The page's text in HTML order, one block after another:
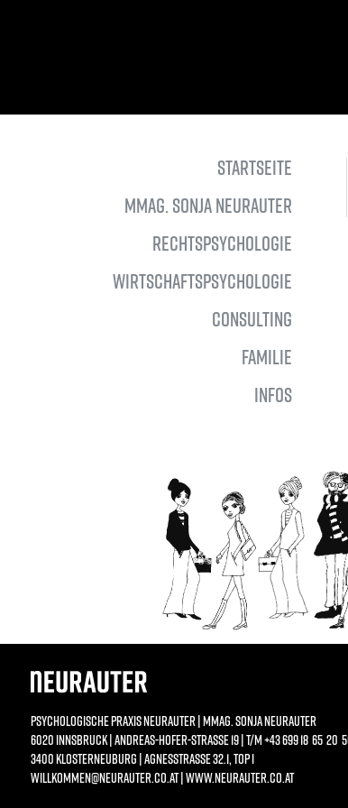
STARTSEITE
MMAG. SONJA NEURAUTER
RECHTSPSYCHOLOGIE
WIRTSCHAFTS­PSYCHOLOGIE
CONSULTING
FAMILIE
INFOS
PSYCHOLOGISCHE PRAXIS NEURAUTER | MMAG. SONJA NEURAUTER
6020 INNSBRUCK | ANDREAS-HOFER-STRASSE 19 | T/M +43 699 18 65 20 56
3400 KLOSTERNEUBURG | AGNESSTRASSE 32.1, TOP I
WILLKOMMEN@NEURAUTER.CO.AT|WWW.NEURAUTER.CO.AT